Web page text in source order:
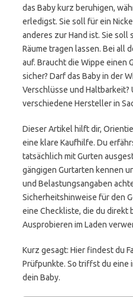
das Baby kurz beruhigen,
erledigst. Sie soll für ein
anderes zur Hand ist. Sie soll
Räume tragen lassen. Bei all
auf. Braucht die Wippe einen
sicher? Darf das Baby in der
Verschlüsse und
verschiedene Hersteller in
Dieser Artikel hilft dir,
eine klare Kaufhilfe. Du
tatsächlich mit Gurten
gängigen Gurtarten kennen
und Belastungsangaben
Sicherheitshinweise für den
eine Checkliste, die du direkt
Ausprobieren im Laden
Kurz gesagt: Hier findest du
Prüfpunkte. So triffst du eine
dein Baby.